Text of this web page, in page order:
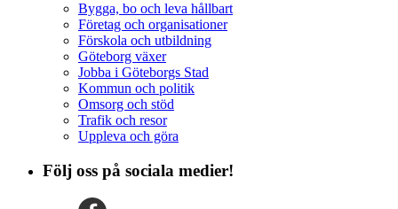
Bygga, bo och leva hållbart
Företag och organisationer
Förskola och utbildning
Göteborg växer
Jobba i Göteborgs Stad
Kommun och politik
Omsorg och stöd
Trafik och resor
Uppleva och göra
Följ oss på sociala medier!